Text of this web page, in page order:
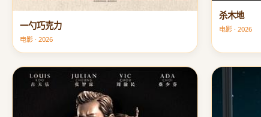
一勺巧克力
电影 · 2026
杀木地
电影 · 2026